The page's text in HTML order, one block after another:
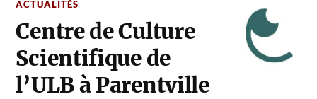
ACTUALITÉS
Centre de Culture
Scientifique de
l’ULB à Parentville